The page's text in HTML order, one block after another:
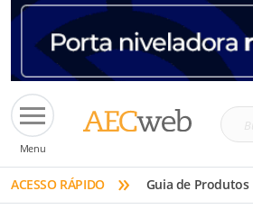
Menu
tinta,
etc
ACESSO RÁPIDO » Guia de Produtos